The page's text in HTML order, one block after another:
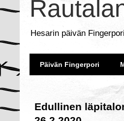
Hesarin päivän
Päivän Fingerpori
Edullinen